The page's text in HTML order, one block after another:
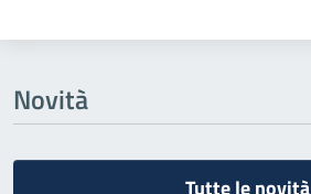
Novità
Tutte le novità